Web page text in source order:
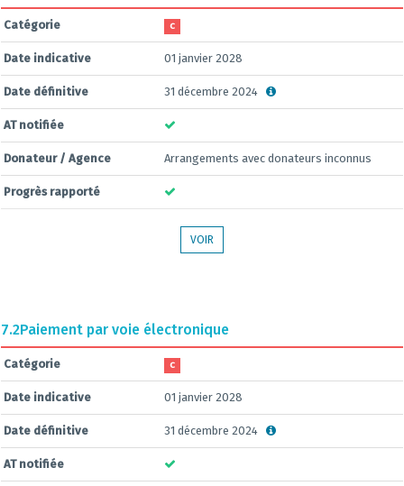
Catégorie C
Date indicative 01 janvier 2028
Date définitive 31 décembre 2024
AT notifiée
Donateur / Agence Arrangements avec donateurs inconnus
Progrès rapporté
VOIR
7.2Paiement par voie électronique
Catégorie C
Date indicative 01 janvier 2028
Date définitive 31 décembre 2024
AT notifiée